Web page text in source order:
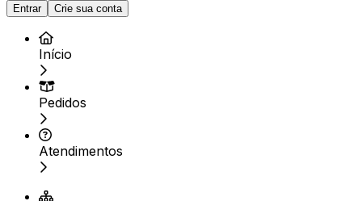
Entrar Crie sua conta
Início
Pedidos
Atendimentos